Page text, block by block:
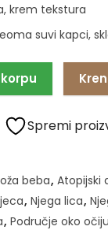
krem tekstura
suvi kapci,
Spremi
beba, Atopijski
, Njega lica,
, Područje oko